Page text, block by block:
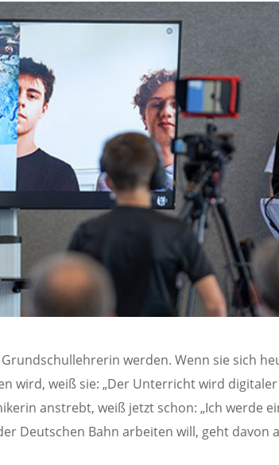
werden. Wenn sie sich
wird, weiß sie: „Der Unterricht wird digitaler
anstrebt, weiß jetzt schon: „Ich werde
Deutschen Bahn arbeiten will, geht davon